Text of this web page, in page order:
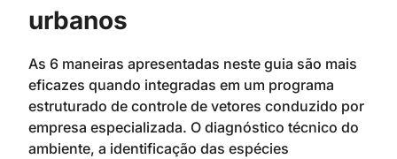
urbanos
As 6 maneiras apresentadas neste guia são mais
eficazes quando integradas em um programa
estruturado de controle de vetores conduzido por
empresa especializada. O diagnóstico técnico do
ambiente, a identificação das espécies